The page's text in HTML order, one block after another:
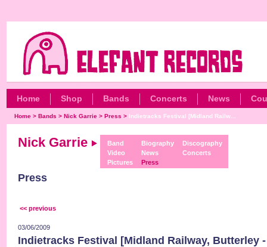
Home Shop Bands Concerts News
Home> Bands > Nick Garrie> Press > Indietracks Festival [Midland Railw...
Nick Garrie
Band
Video
Pictures
Biography
News
Press
Discography
Concerts
Press
<< previous
03/06/2009
Indietracks Festival [Midland Railway, Butterley